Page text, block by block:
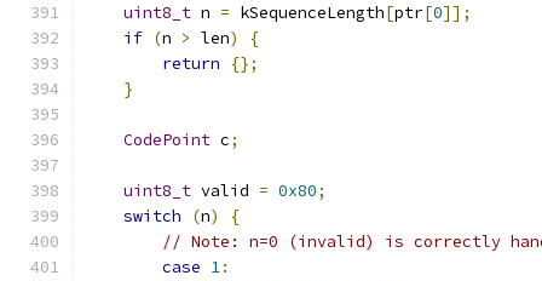
uint8_t n = kSequenceLength[ptr[0]];
if (n > len)
{
return
{};
}
CodePoint c;
uint8_t valid = 0x80;
switch
(n)
{
// Note: n=0 (invalid) is correctly
case 1: